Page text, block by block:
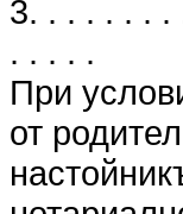
3. . . . . . . .
. . . . .
При
от